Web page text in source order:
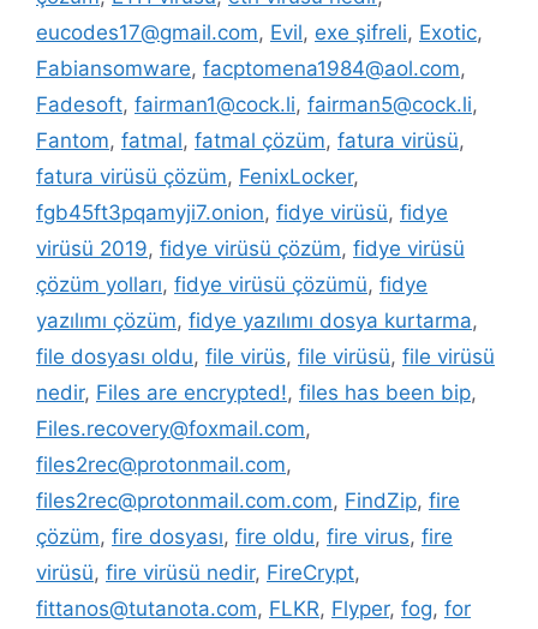
eucodes17@gmail.com, Evil, exe şifreli, Exotic,
Fabiansomware, facptomena1984@aol.com,
Fadesoft, fairman1@cock.li, fairman5@cock.li,
Fantom, fatmal, fatmal çözüm, fatura virüsü,
fatura virüsü çözüm, FenixLocker,
fgb45ft3pqamyji7.onion, fidye virüsü, fidye
virüsü 2019, fidye virüsü çözüm, fidye virüsü
çözüm yolları, fidye virüsü çözümü, fidye
yazılımı çözüm, fidye yazılımı dosya kurtarma,
file dosyası oldu, file virüs, file virüsü, file virüsü
nedir, Files are encrypted!, files has been bip,
Files.recovery@foxmail.com,
files2rec@protonmail.com,
files2rec@protonmail.com.com, FindZip, fire
çözüm, fire dosyası, fire oldu, fire virus, fire
virüsü, fire virüsü nedir, FireCrypt,
fittanos@tutanota.com, FLKR, Flyper, fog, for